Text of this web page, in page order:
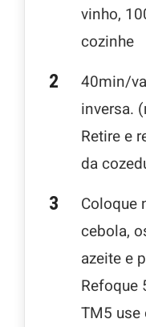
vinho,
cozinhe
40min/
inversa.
Retire e
da
Coloque
cebola,
azeite e
Refoque
TM5 use